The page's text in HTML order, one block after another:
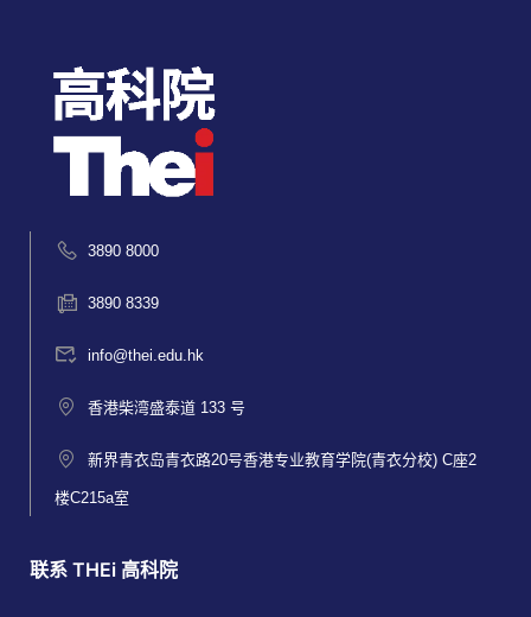
3890 8000
3890 8339
info@thei.edu.hk
香港柴湾盛泰道 133 号
新界青衣岛青衣路20号香港专业教育学院(青衣分校) C座2
楼C215a室
联系 THEi 高科院